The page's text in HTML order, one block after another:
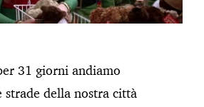
31 giorni andiamo
strade della nostra città